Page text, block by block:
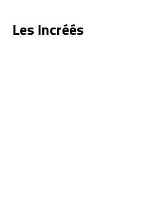
Les Incréés